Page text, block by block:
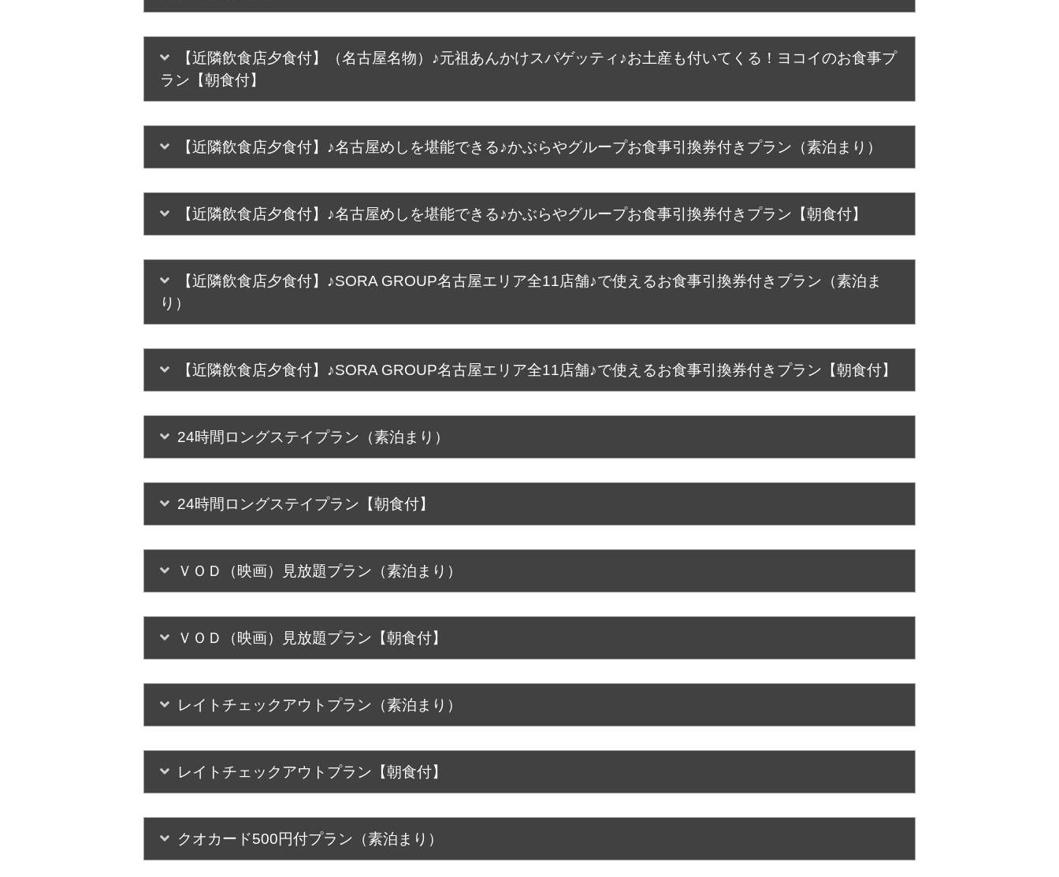
【近隣飲食店夕食付】（名古屋名物）♪元祖あんかけスパゲッティ♪お土産も付いてくる！ヨコイのお食事プ
ラン【朝食付】
【近隣飲食店夕食付】♪名古屋めしを堪能できる♪かぶらやグループお食事引換券付きプラン（素泊まり）
【近隣飲食店夕食付】♪名古屋めしを堪能できる♪かぶらやグループお食事引換券付きプラン【朝食付】
【近隣飲食店夕食付】♪SORA GROUP名古屋エリア全11店舗♪で使えるお食事引換券付きプラン（素泊ま
り）
【近隣飲食店夕食付】♪SORA GROUP名古屋エリア全11店舗♪で使えるお食事引換券付きプラン【朝食付】
24時間ロングステイプラン（素泊まり）
24時間ロングステイプラン【朝食付】
ＶＯＤ（映画）見放題プラン（素泊まり）
ＶＯＤ（映画）見放題プラン【朝食付】
レイトチェックアウトプラン（素泊まり）
レイトチェックアウトプラン【朝食付】
クオカード500円付プラン（素泊まり）